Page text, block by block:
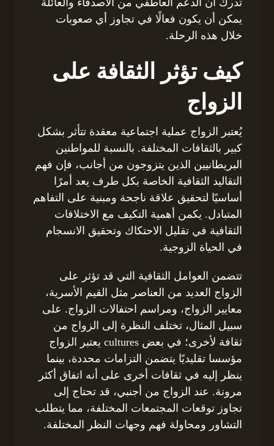
يمكن أن يكون فعالًا في تجاوز أي صعوبات
خلال هذه الرحلة.
كيف تؤثر الثقافة على
الزواج
يُعتبر الزواج عملية اجتماعية معقدة تتأثر بشكل
كبير بالثقافات المختلفة. بالنسبة للمواطنين
البريطانيين الذين يتزوجون من أجانب، فإن فهم
التقاليد الثقافية الخاصة بكل طرف يعد أمرًا
أساسيًا لتحقيق علاقة ناجحة ومبنية على التفاهم
المتبادل. يكمن أهمية التكيف مع الاختلافات
الثقافية في تقليل الاحتكاك وتحقيق الانسجام
في الحياة الزوجية.
تتضمن العوامل الثقافية التي قد تؤثر على
الزواج العديد من العناصر مثل القيم الأسرية،
معايير الزواج، ومراسم احتفالات الزواج. على
سبيل المثال، تختلف النظرة إلى الزواج من
ثقافة لأخرى؛ في بعض cultures يعتبر الزواج
مؤسسا تقليديًا يتضمن التزامات محددة، بينما
ينظر إليه في ثقافات أخرى على أنه اتفاق أكثر
مرونة. عند الزواج من أجنبي، قد تحتاج إلى
تجاوز توقعات المجتمعات المختلفة، مما يتطلب
التشاور ومحاولة فهم وجهات النظر المختلفة.